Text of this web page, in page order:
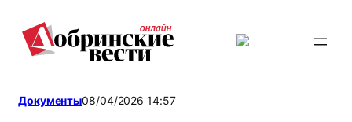
содержимому
Документы08/04/2026 14:57